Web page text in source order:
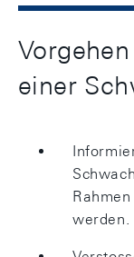
einer
werden.